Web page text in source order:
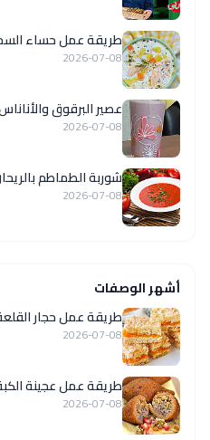
طريقة عمل حساء
2026-07-08
عصير البرقوق
2026-07-08
شوربة الطماطم
2026-07-08
أشهر الوصفات
طريقة عمل حجار
2026-07-08
طريقة عمل عجينة
2026-07-08